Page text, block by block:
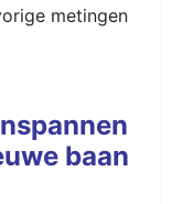
metingen
baan